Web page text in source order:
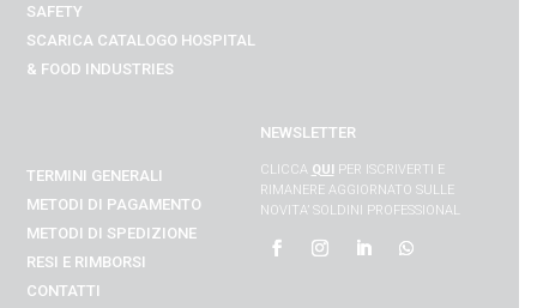
SAFETY
SCARICA CATALOGO HOSPITAL
& FOOD INDUSTRIES
TERMINI GENERALI
METODI DI PAGAMENTO
METODI DI SPEDIZIONE
RESI E RIMBORSI
CONTATTI
NEWSLETTER
CLICCA QUIPER ISCRIVERTI E
RIMANERE AGGIORNATO SULLE
NOVITA’ SOLDINI PROFESSIONAL